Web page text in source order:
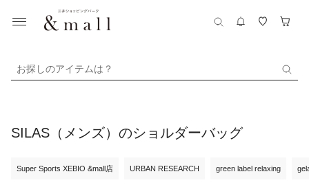
お探しのアイテムは？
SILAS（メンズ）のショルダーバッグ
Super Sports XEBIO &mall店 URBAN RESEARCH green label relaxing